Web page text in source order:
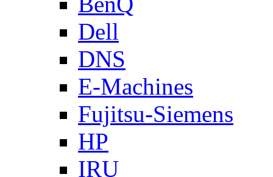
Dell
DNS
E-Machines
Fujitsu-Siemens
HP
IRU